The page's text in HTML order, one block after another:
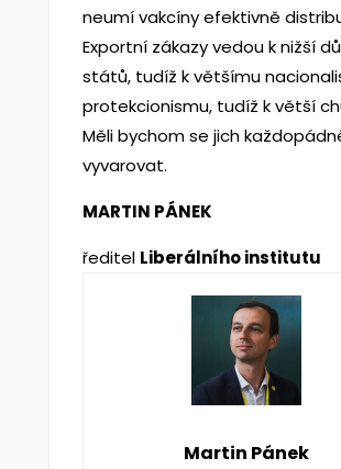
neumí vakcíny efektivně
Exportní zákazy vedou k nižší
států, tudíž k většímu
protekcionismu, tudíž k větší
Měli bychom se jich
vyvarovat.
MARTIN PÁNEK
ředitel Liberálního institutu
Martin Pánek